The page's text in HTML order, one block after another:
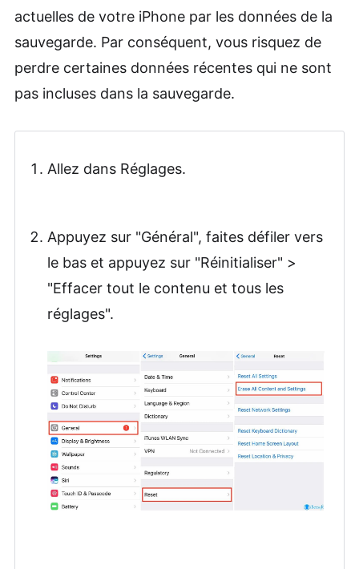
actuelles de votre iPhone par les données de la
sauvegarde. Par conséquent, vous risquez de
perdre certaines données récentes qui ne sont
pas incluses dans la sauvegarde.
Allez dans Réglages.
Appuyez sur "Général", faites défiler vers
le bas et appuyez sur "Réinitialiser" >
"Effacer tout le contenu et tous les
réglages".